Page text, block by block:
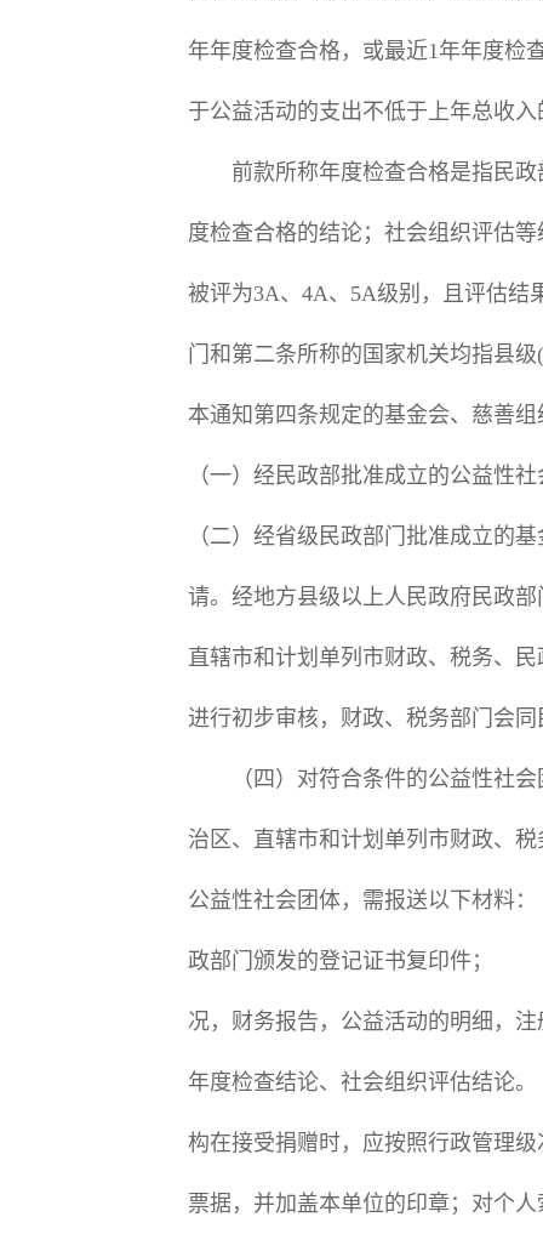
年年度检查合格，或最近1年年度检
于公益活动的支出不低于上年总收
前款所称年度检查合格是指民政
度检查合格的结论；社会组织评估
被评为3A、4A、5A级别，且评估
门和第二条所称的国家机关均指县
本通知第四条规定的基金会、慈
（一）经民政部批准成立的公益
（二）经省级民政部门批准成立的
请。经地方县级以上人民政府民政
直辖市和计划单列市财政、税务、
进行初步审核，财政、税务部门会
（四）对符合条件的公益性社会
治区、直辖市和计划单列市财政、
公益性社会团体，需报送以下材
政部门颁发的登记证书复印件；
况，财务报告，公益活动的明细，
年度检查结论、社会组织评估结论
构在接受捐赠时，应按照行政管理
票据，并加盖本单位的印章；对个